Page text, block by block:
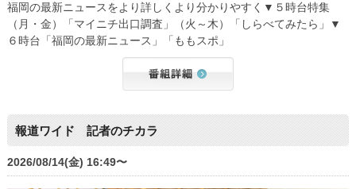
福岡の最新ニュースをより詳しくより分かりやすく▼５時台特集
（月・金）「マイニチ出口調査」（火～木）「しらべてみたら」▼
６時台「福岡の最新ニュース」「ももスポ」
報道ワイド 記者のチカラ
2026/08/14(金) 16:49〜